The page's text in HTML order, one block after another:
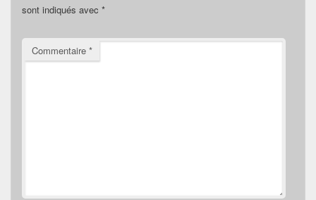
sont indiqués avec *
Commentaire *